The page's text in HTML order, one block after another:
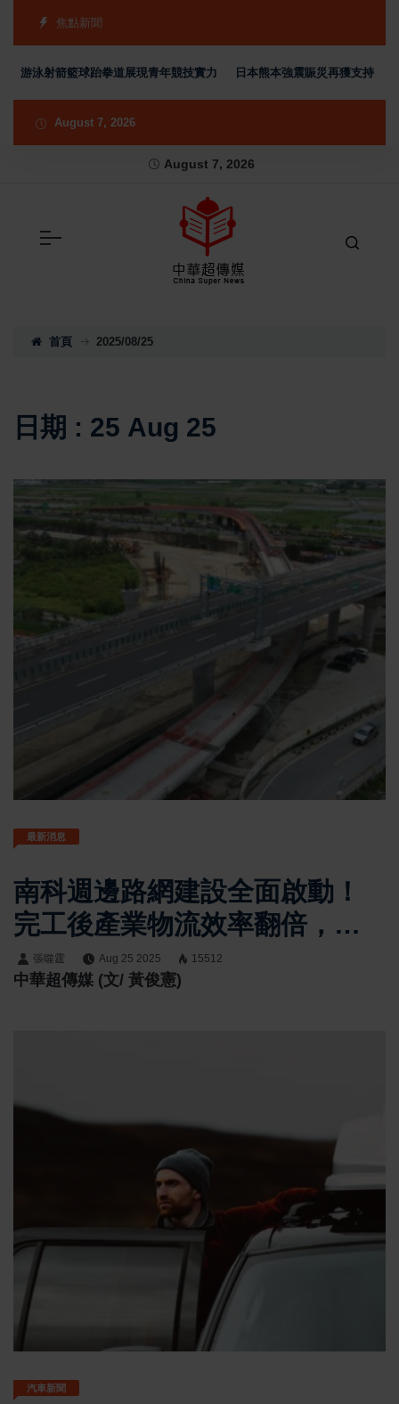
焦點新聞
射箭籃球跆拳道展現青年競技實力 日本熊本強震賑災再獲支持 台灣首
August 7, 2026
August 7, 2026
首頁 2025/08/25
日期 : 25 Aug 25
最新消息
南科週邊路網建設全面啟動！
完工後產業物流效率翻倍，觀
光廊帶再升級
張噬霆 Aug 25 2025 15512
中華超傳媒 (文/ 黃俊憲)
汽車新聞